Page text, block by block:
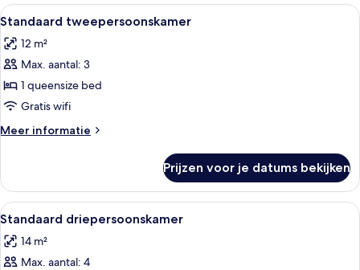
Alle
foto's
voor
Standaard
tweepersoonskamer
laden
Een kamer met een enkel bed, een
5
Standaard tweepersoonskamer
12 m²
Max. aantal: 3
1 queensize bed
Gratis wifi
Meer informatie
Meer
tweepersoonskamer
Prijzen voor je datums bekijken
Alle
foto's
voor
Standaard
Hotelkamer met twee enkele
4
Standaard driepersoonskamer
14 m²
Max. aantal: 4